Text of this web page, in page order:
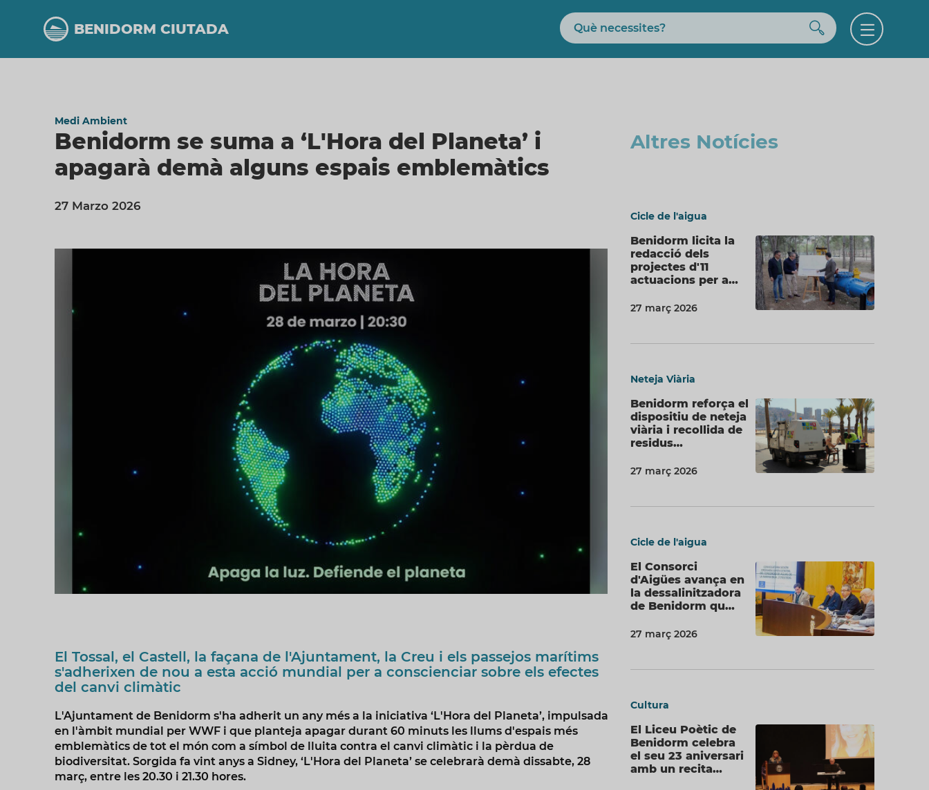
contingut
BENIDORM CIUTADA
Cerca Buscar
Open
Medi Ambient
Benidorm se suma a ‘L'Hora del Planeta’ i
apagarà demà alguns espais emblemàtics
27 Marzo 2026
El Tossal, el Castell, la façana de l'Ajuntament, la Creu i els passejos marítims
s'adherixen de nou a esta acció mundial per a conscienciar sobre els efectes
del canvi climàtic
L'Ajuntament de Benidorm s'ha adherit un any més a la iniciativa ‘L'Hora del Planeta’, impulsada
en l'àmbit mundial per WWF i que planteja apagar durant 60 minuts les llums d'espais més
emblemàtics de tot el món com a símbol de lluita contra el canvi climàtic i la pèrdua de
biodiversitat. Sorgida fa vint anys a Sidney, ‘L'Hora del Planeta’ se celebrarà demà dissabte, 28
març, entre les 20.30 i 21.30 hores.
Altres Notícies
Cicle de l'aigua
Benidorm licita la
redacció dels
projectes d'11
actuacions per a…
27 març 2026
Neteja Viària
Benidorm reforça el
dispositiu de neteja
viària i recollida de
residus…
27 març 2026
Cicle de l'aigua
El Consorci
d'Aigües avança en
la dessalinitzadora
de Benidorm qu…
27 març 2026
Cultura
El Liceu Poètic de
Benidorm celebra
el seu 23 aniversari
amb un recita…